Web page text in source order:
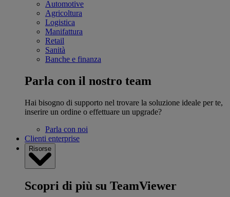
Automotive
Agricoltura
Logistica
Manifattura
Retail
Sanità
Banche e finanza
Parla con il nostro team
Hai bisogno di supporto nel trovare la soluzione ideale per te,
inserire un ordine o effettuare un upgrade?
Parla con noi
Clienti enterprise
Risorse
Scopri di più su TeamViewer